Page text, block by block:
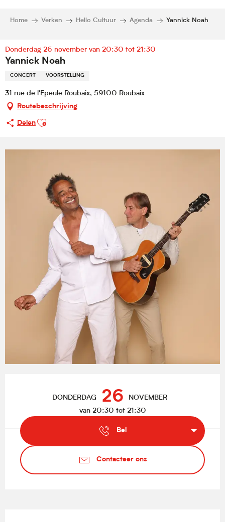
Home Verken Hello Cultuur Agenda Yannick Noah
Donderdag 26 november van 20:30 tot 21:30
Yannick Noah
CONCERT VOORSTELLING
31 rue de l'Epeule Roubaix, 59100 Roubaix
Routebeschrijving
Delen
Ajouter aux favoris
DONDERDAG 26 NOVEMBER
van 20:30 tot 21:30
Bel
Contacteer ons